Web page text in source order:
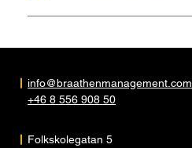
info@braathenmanagement.com
+46 8 556 908 50
Folkskolegatan 5